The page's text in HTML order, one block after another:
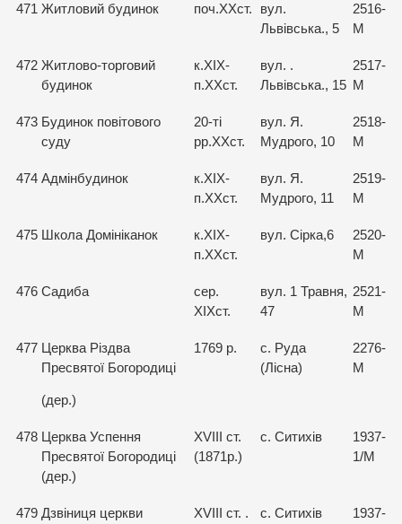
471 Житловий будинок поч.ХХст.
вул.
Львівська., 5
2516-
М
472 Житлово-торговий
будинок
к.ХІХ-
п.ХХст.
вул. .
Львівська., 15
2517-
М
473 Будинок повітового
суду
20-ті
рр.ХХст.
вул. Я.
Мудрого, 10
2518-
М
474 Адмінбудинок
к.ХІХ-
п.ХХст.
вул. Я.
Мудрого, 11
2519-
М
475 Школа Домініканок
к.ХІХ-
п.ХХст.
вул. Сірка,6
2520-
М
476 Садиба
сер.
ХІХст.
вул. 1 Травня,
47
2521-
М
477 Церква Різдва
Пресвятої Богородиці
(дер.)
1769 р.
с. Руда
(Лісна)
2276-
М
478 Церква Успення
Пресвятої Богородиці
(дер.)
XVIII ст.
(1871р.)
с. Ситихів
1937-
1/М
479 Дзвіниця церкви
XVIII ст. .
с. Ситихів
1937-